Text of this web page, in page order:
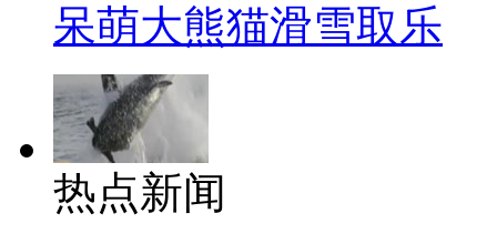
呆萌大熊猫滑雪取乐
热点新闻